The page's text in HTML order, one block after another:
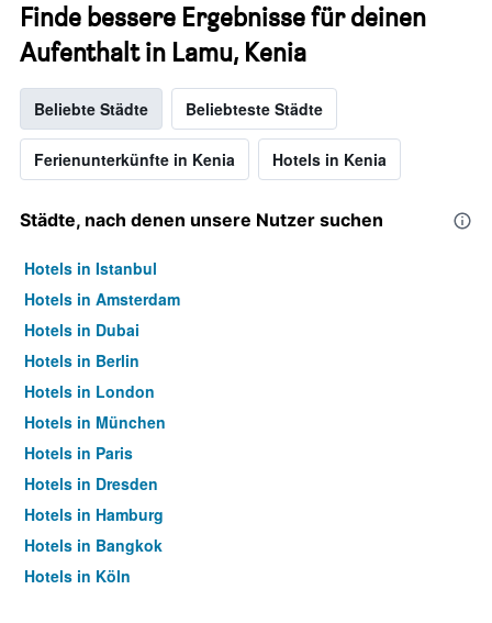
Finde bessere Ergebnisse für deinen
Aufenthalt in Lamu, Kenia
Beliebte Städte Beliebteste Städte
Ferienunterkünfte in Kenia Hotels in Kenia
Städte, nach denen unsere Nutzer suchen
Hotels in Istanbul
Hotels in Amsterdam
Hotels in Dubai
Hotels in Berlin
Hotels in London
Hotels in München
Hotels in Paris
Hotels in Dresden
Hotels in Hamburg
Hotels in Bangkok
Hotels in Köln